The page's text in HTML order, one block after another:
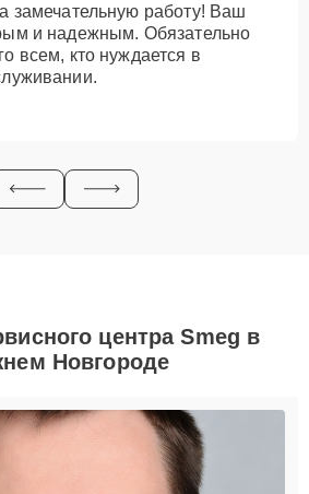
замечательную работу! Ваш
и надежным. Обязательно
всем, кто нуждается в
центра Smeg в
Новгороде